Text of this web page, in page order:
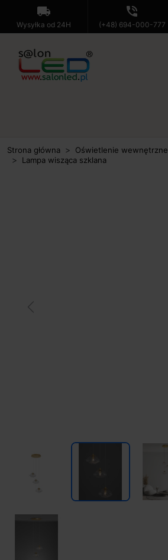
local_shipping
Wysyłka od 24H
phone_in_talk
(+48) 694-000-777
Strona główna Oświetlenie wewnętrzne
Lampa wisząca szklana